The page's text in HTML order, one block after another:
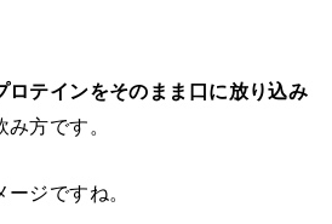
ロテインをそのまま口に放り込み
み方です。
ジですね。